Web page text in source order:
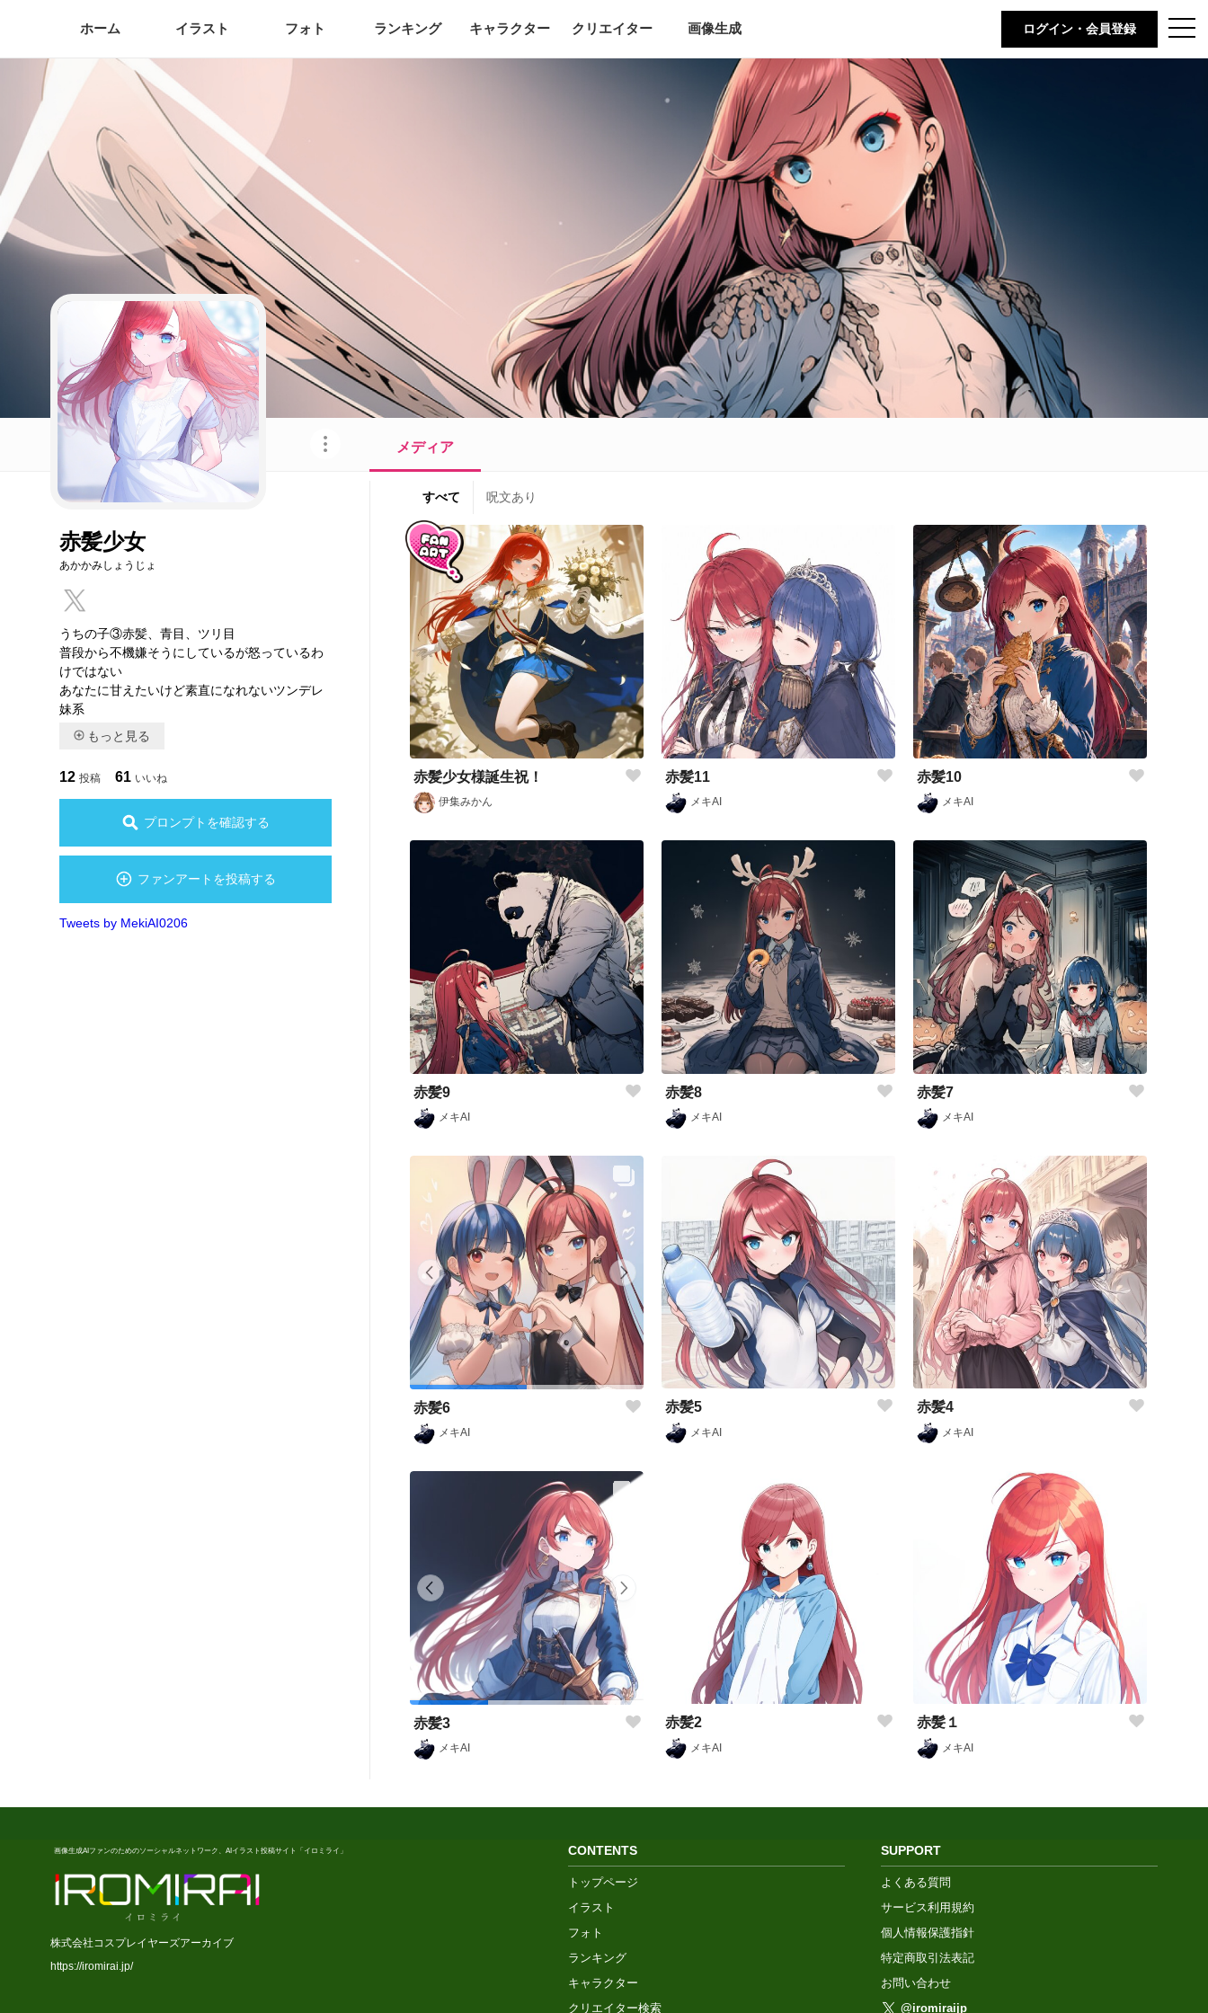
t
o
ホーム イラスト フォト ランキング キャラクター クリエイター 画像生成 ログイン・会員登録
このキャラクターを共有
赤髪少女
あかかみしょうじょ
うちの子③赤髪、青目、ツリ目
普段から不機嫌そうにしているが怒っているわ
けではない
あなたに甘えたいけど素直になれないツンデレ
妹系
もっと見る
12 投稿 61 いいね
プロンプトを確認する
ファンアートを投稿する
Tweets by MekiAI0206
メディア
すべて 呪文あり
赤髪少女様誕生祝！
伊集みかん
赤髪11
メキAI
赤髪10
メキAI
赤髪9
メキAI
赤髪8
メキAI
赤髪7
メキAI
赤髪6
メキAI
赤髪5
メキAI
赤髪4
メキAI
赤髪3
メキAI
赤髪2
メキAI
赤髪１
メキAI
画像生成AIファンのためのソーシャルネットワーク、AIイラスト投稿サイト「イロミライ」
株式会社コスプレイヤーズアーカイブ
https://iromirai.jp/
SUPPORT
よくある質問
サービス利用規約
個人情報保護指針
特定商取引法表記
お問い合わせ
@iromiraijp
CONTENTS
トップページ
イラスト
フォト
ランキング
キャラクター
クリエイター検索